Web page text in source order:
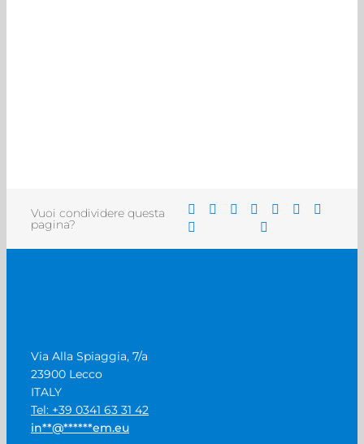
Vuoi condividere questa
pagina?
Via Alla Spiaggia, 7/a
23900 Lecco
ITALY
Tel: +39 0341 63 31 42
in**@******em.eu